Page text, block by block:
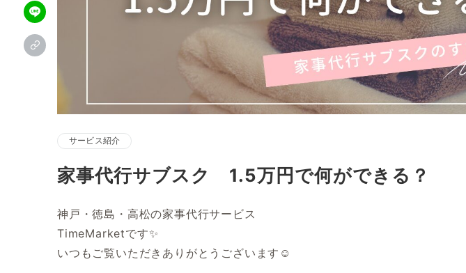
サービス紹介
家事代行サブスク 1.5万円で何ができる？
神戸・徳島・高松の家事代行サービス
TimeMarketです✨
いつもご覧いただきありがとうございます☺